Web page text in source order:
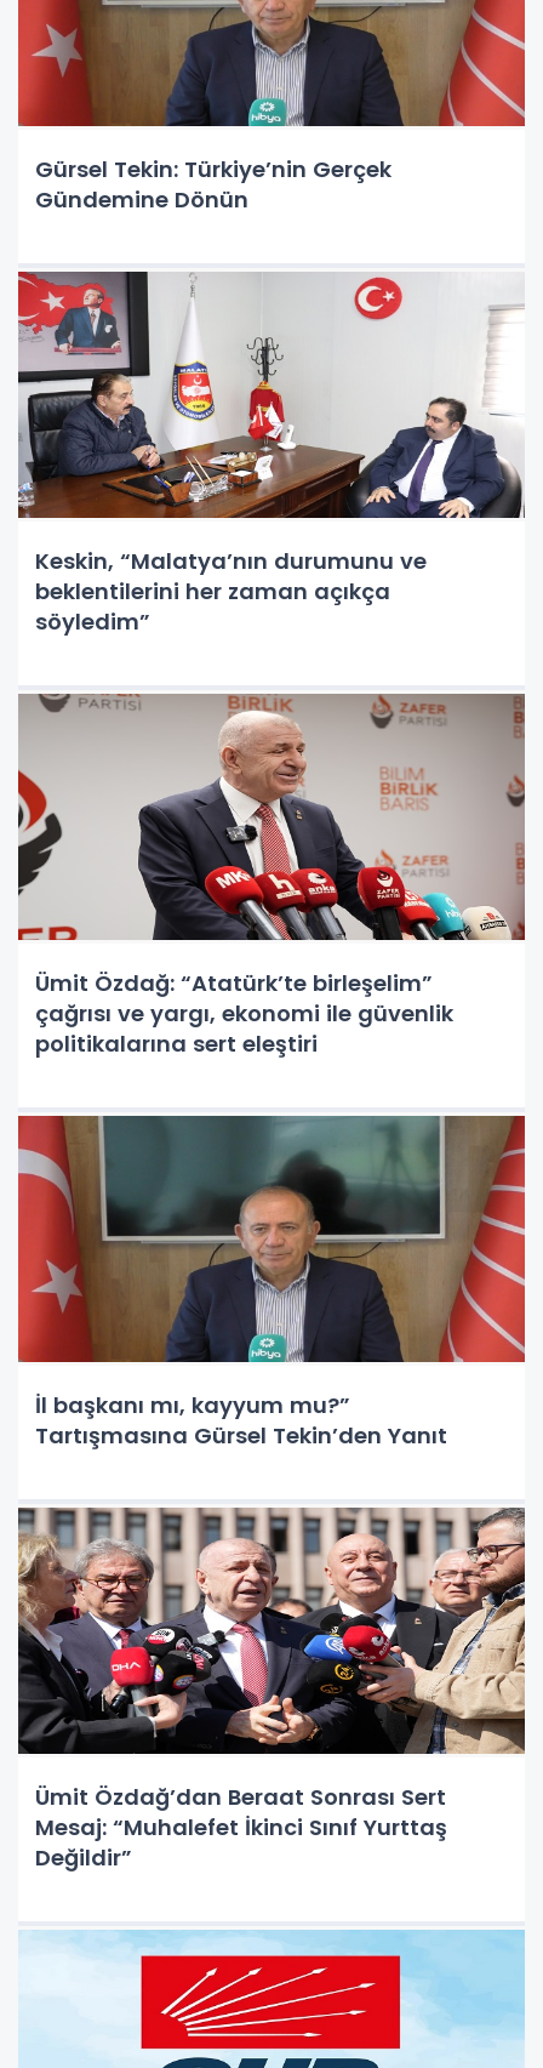
Gürsel Tekin: Türkiye’nin Gerçek
Gündemine Dönün
Keskin, “Malatya’nın durumunu ve
beklentilerini her zaman açıkça
söyledim”
Ümit Özdağ: “Atatürk’te birleşelim”
çağrısı ve yargı, ekonomi ile güvenlik
politikalarına sert eleştiri
İl başkanı mı, kayyum mu?”
Tartışmasına Gürsel Tekin’den Yanıt
Ümit Özdağ’dan Beraat Sonrası Sert
Mesaj: “Muhalefet İkinci Sınıf Yurttaş
Değildir”